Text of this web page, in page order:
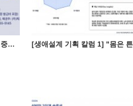
[대구경상권]체크온진단기반 중장년 커리어설계 자격과정(2월8일)